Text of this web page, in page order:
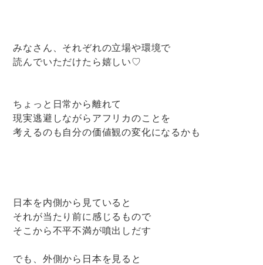
みなさん、それぞれの立場や環境で
読んでいただけたら嬉しい♡
ちょっと日常から離れて
現実逃避しながらアフリカのことを
考えるのも自分の価値観の変化になるかも
日本を内側から見ていると
それが当たり前に感じるもので
そこから不平不満が噴出しだす
でも、外側から日本を見ると